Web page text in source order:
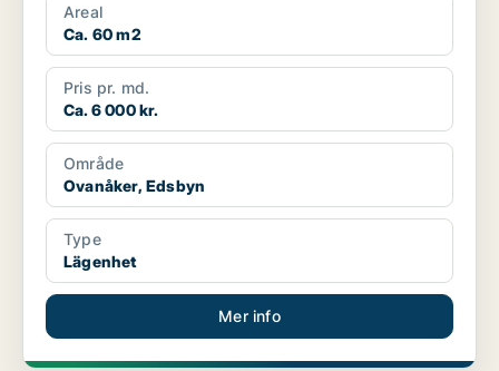
Areal
Ca. 60 m2
Pris pr. md.
Ca. 6 000 kr.
Område
Ovanåker, Edsbyn
Type
Lägenhet
Mer info